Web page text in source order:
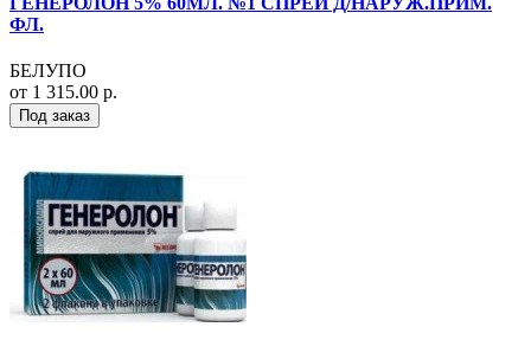
ФЛ.
БЕЛУПО
от 1 315.00 р.
Под заказ